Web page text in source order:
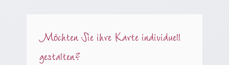
Urkunden
Möchten Sie ihre Karte individuell
gestalten?